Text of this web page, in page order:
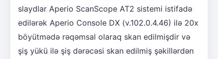
slaydlar Aperio ScanScope AT2 sistemi istifadə
edilərək Aperio Console DX (v.102.0.4.46) ilə 20x
böyütmədə rəqəmsal olaraq skan edilmişdir və
şiş yükü ilə şiş dərəcəsi skan edilmiş şəkillərdən